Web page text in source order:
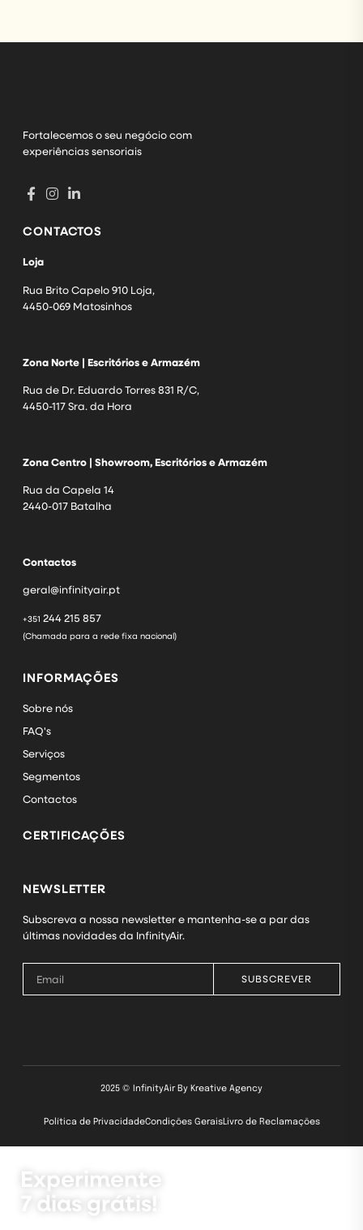
Fortalecemos o seu negócio com
experiências sensoriais
CONTACTOS
Loja
Rua Brito Capelo 910 Loja,
4450-069 Matosinhos
Zona Norte | Escritórios e Armazém
Rua de Dr. Eduardo Torres 831 R/C,
4450-117 Sra. da Hora
Zona Centro | Showroom, Escritórios e Armazém
Rua da Capela 14
2440-017 Batalha
Contactos
geral@infinityair.pt
+351 244 215 857
(Chamada para a rede fixa nacional)
INFORMAÇÕES
Sobre nós
FAQ's
Serviços
Segmentos
Contactos
CERTIFICAÇÕES
NEWSLETTER
Subscreva a nossa newsletter e mantenha-se a par das
últimas novidades da InfinityAir.
SUBSCREVER
2025 © InfinityAir By Kreative Agency
Política de PrivacidadeCondições GeraisLivro de Reclamações
Experimente
7 dias grátis!